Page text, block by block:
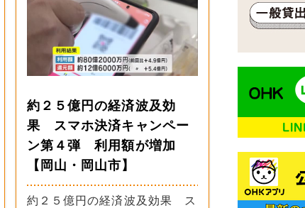
約２５億円の経済波及効
果 スマホ決済キャンペー
ン第４弾 利用額が増加
【岡山・岡山市】
約２５億円の経済波及効果 ス